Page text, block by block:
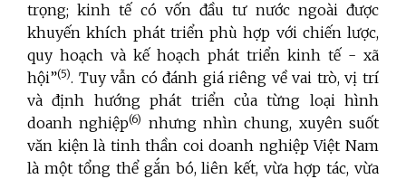
trọng; kinh tế có vốn đầu tư nước ngoài được
khuyến khích phát triển phù hợp với chiến lược,
quy hoạch và kế hoạch phát triển kinh tế - xã
hội”(5). Tuy vẫn có đánh giá riêng về vai trò, vị trí
và định hướng phát triển của từng loại hình
doanh nghiệp(6) nhưng nhìn chung, xuyên suốt
văn kiện là tinh thần coi doanh nghiệp Việt Nam
là một tổng thể gắn bó, liên kết, vừa hợp tác, vừa